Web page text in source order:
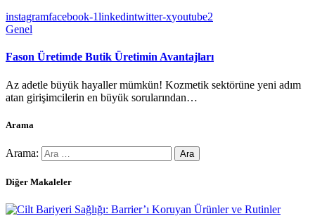
instagramfacebook-1linkedintwitter-xyoutube2
Genel
Fason Üretimde Butik Üretimin Avantajları
Az adetle büyük hayaller mümkün! Kozmetik sektörüne yeni adım
atan girişimcilerin en büyük sorularından…
Arama
Arama:
Diğer Makaleler